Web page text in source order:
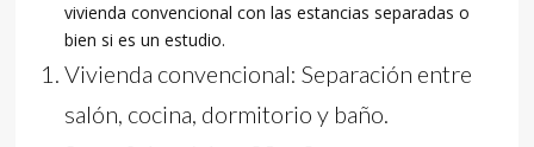
vivienda convencional con las estancias separadas o
bien si es un estudio.
Vivienda convencional: Separación entre
salón, cocina, dormitorio y baño.